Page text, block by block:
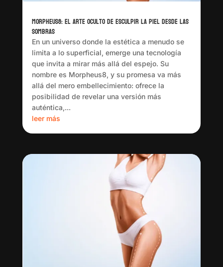
Morpheus8: El arte oculto de esculpir la piel desde las
sombras
En un universo donde la estética a menudo se
limita a lo superficial, emerge una tecnología
que invita a mirar más allá del espejo. Su
nombre es Morpheus8, y su promesa va más
allá del mero embellecimiento: ofrece la
posibilidad de revelar una versión más
auténtica,...
leer más